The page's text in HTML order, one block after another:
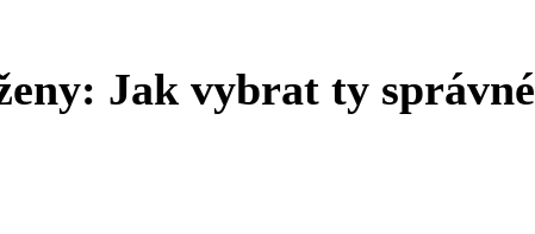
Jak vybrat ty správné